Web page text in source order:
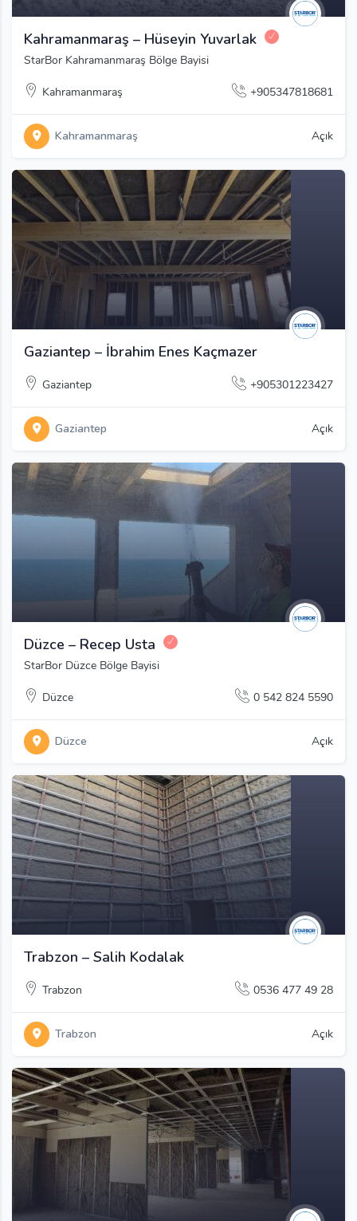
Kahramanmaraş – Hüseyin Yuvarlak
StarBor Kahramanmaraş Bölge Bayisi
Kahramanmaraş +905347818681
Kahramanmaraş Açık
Gaziantep – İbrahim Enes Kaçmazer
Gaziantep +905301223427
Gaziantep Açık
Düzce – Recep Usta
StarBor Düzce Bölge Bayisi
Düzce 0 542 824 5590
Düzce Açık
Trabzon – Salih Kodalak
Trabzon 0536 477 49 28
Trabzon Açık